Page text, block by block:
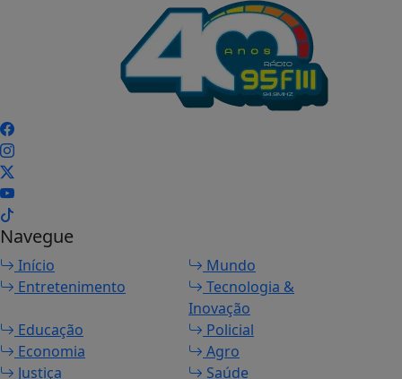
Navegue
Início
Mundo
Entretenimento
Tecnologia &
Inovação
Educação
Policial
Economia
Agro
Justiça
Saúde